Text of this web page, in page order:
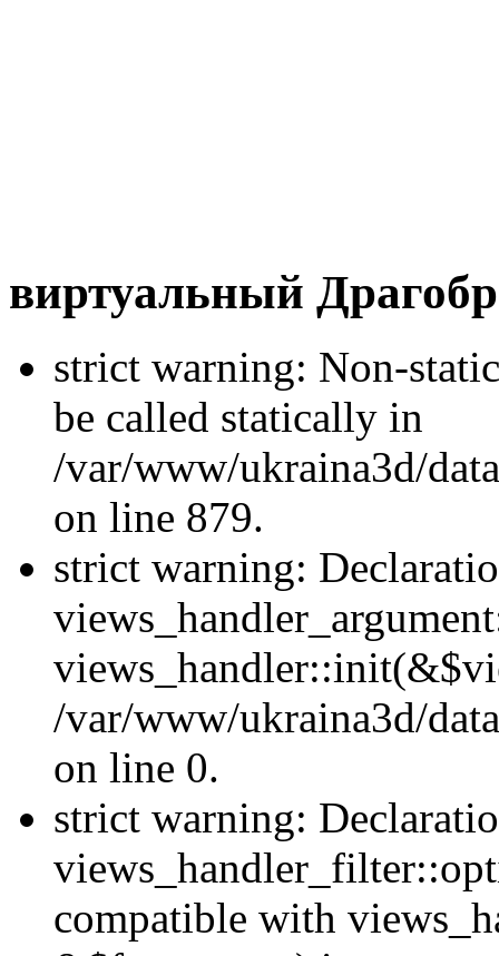
виртуальный
strict warning: Non-
be called statically in
/var/www/ukraina3d/
on line 879.
strict warning:
/var/www/ukraina3d/
on line 0.
strict warning:
compatible with